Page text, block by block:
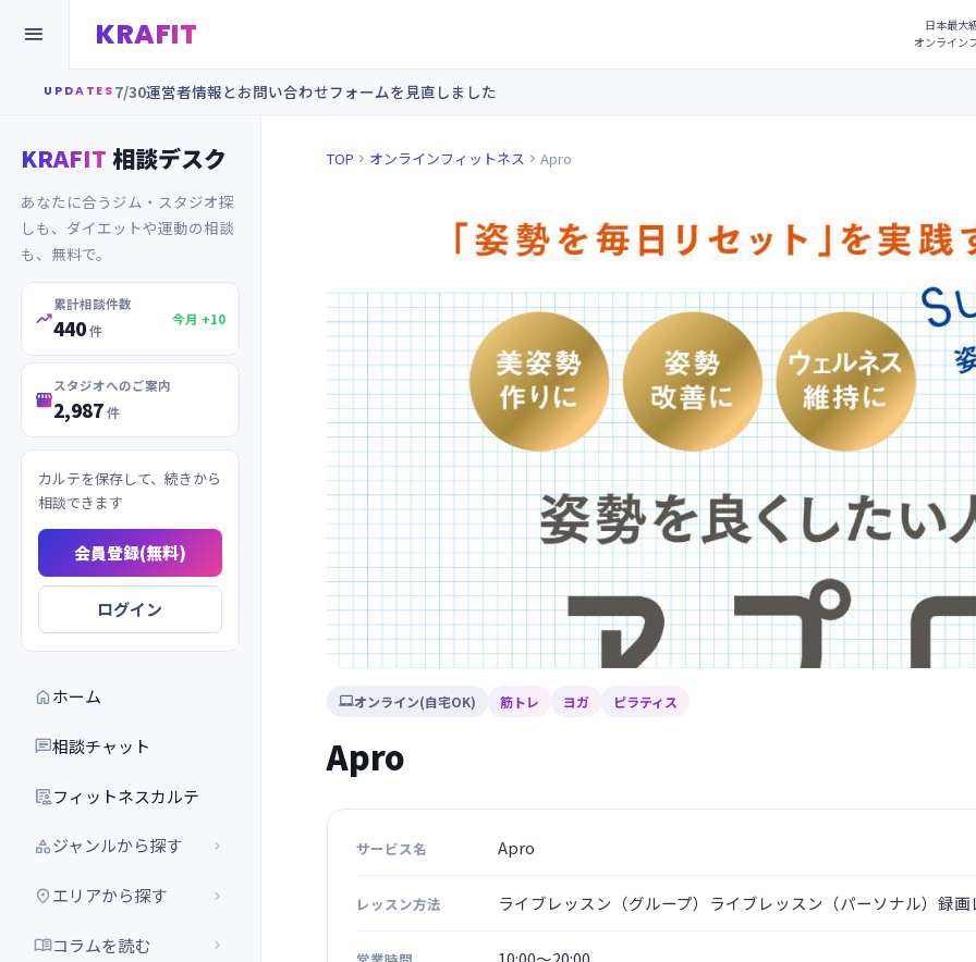
KRAFIT

UPDATES 7/30運営者情報とお問い合わせフォームを見直しました
KRAFIT 相談デスク
あなたに合うジム・スタジオ探
しも、ダイエットや運動の相談
も、無料で。

累計相談件数
440件
今月 +10

スタジオへのご案内
2,987件
カルテを保存して、続きから
相談できます
会員登録(無料)
ログイン
ホーム
相談チャット
フィットネスカルテ
ジャンルから探す 
エリアから探す 
コラムを読む 
TOP  オンラインフィットネス  Apro
オンライン(自宅OK) 筋トレ ヨガ ピラティス
Apro
サービス名 Apro
レッスン方法 ライブレッスン（グループ）ライブレッスン（パーソナル）録画